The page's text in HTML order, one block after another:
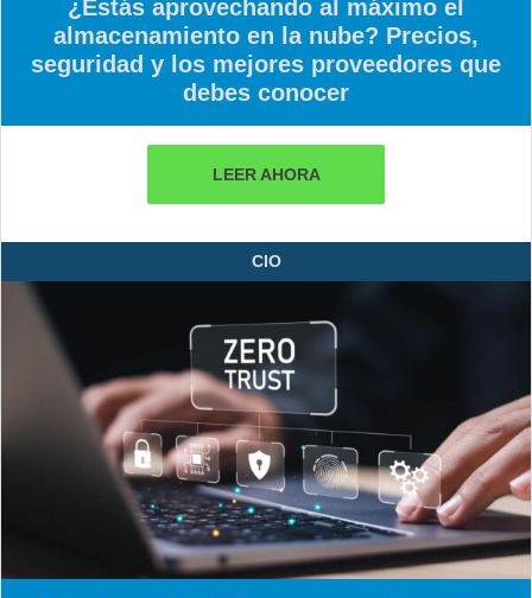
¿Estás aprovechando al máximo el
almacenamiento en la nube? Precios,
seguridad y los mejores proveedores que
debes conocer
LEER AHORA
CIO